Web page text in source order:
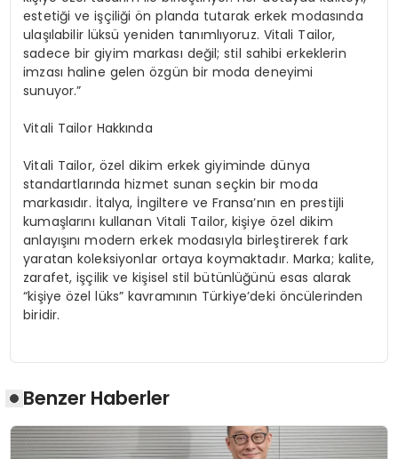
estetiği ve işçiliği ön planda tutarak erkek modasında
ulaşılabilir lüksü yeniden tanımlıyoruz. Vitali Tailor,
sadece bir giyim markası değil; stil sahibi erkeklerin
imzası haline gelen özgün bir moda deneyimi
sunuyor.”
Vitali Tailor Hakkında
Vitali Tailor, özel dikim erkek giyiminde dünya
standartlarında hizmet sunan seçkin bir moda
markasıdır. İtalya, İngiltere ve Fransa’nın en prestijli
kumaşlarını kullanan Vitali Tailor, kişiye özel dikim
anlayışını modern erkek modasıyla birleştirerek fark
yaratan koleksiyonlar ortaya koymaktadır. Marka; kalite,
zarafet, işçilik ve kişisel stil bütünlüğünü esas alarak
“kişiye özel lüks” kavramının Türkiye’deki öncülerinden
biridir.
Benzer Haberler